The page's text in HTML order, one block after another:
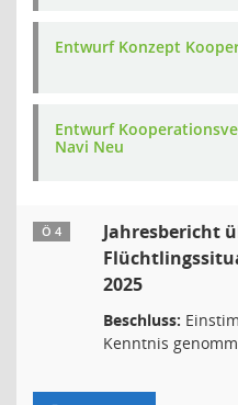
Entwurf Konzept
Entwurf
Navi Neu
Ö 4
Jahresbericht
2025
Beschluss:
Kenntnis